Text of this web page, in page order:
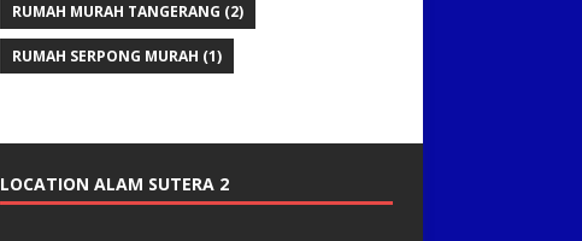
RUMAH MURAH TANGERANG (2)
RUMAH SERPONG MURAH (1)
LOCATION ALAM SUTERA 2